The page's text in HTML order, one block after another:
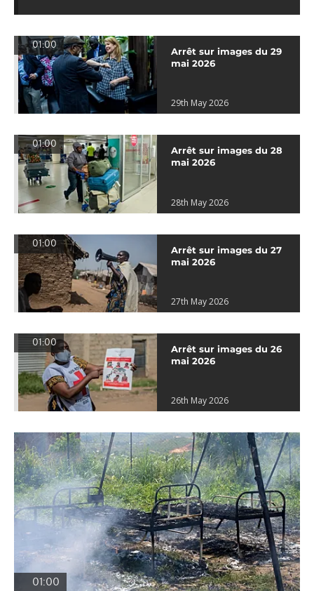
01:00
Arrêt sur images du 29
mai 2026
29th May 2026
01:00
Arrêt sur images du 28
mai 2026
28th May 2026
01:00
Arrêt sur images du 27
mai 2026
27th May 2026
01:00
Arrêt sur images du 26
mai 2026
26th May 2026
01:00